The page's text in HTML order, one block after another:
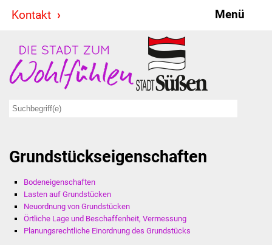
Kontakt Menü
Stadt & Politik
Bürgermeister
Ausschüsse
Jugendbeirat
Grundstückseigenschaften
Bodeneigenschaften
Lasten auf Grundstücken
Neuordnung von Grundstücken
Örtliche Lage und Beschaffenheit, Vermessung
Planungsrechtliche Einordnung des Grundstücks